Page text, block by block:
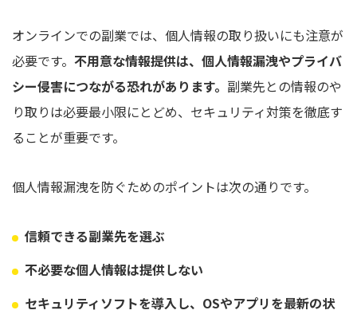
オンラインでの副業では、個人情報の取り扱いにも注意が
必要です。 不用意な情報提供は、個人情報漏洩やプライバ
シー侵害につながる恐れがあります。 副業先との情報のや
り取りは必要最小限にとどめ、セキュリティ対策を徹底す
ることが重要です。
個人情報漏洩を防ぐためのポイントは次の通りです。
信頼できる副業先を選ぶ
不必要な個人情報は提供しない
セキュリティソフトを導入し、OSやアプリを最新の状